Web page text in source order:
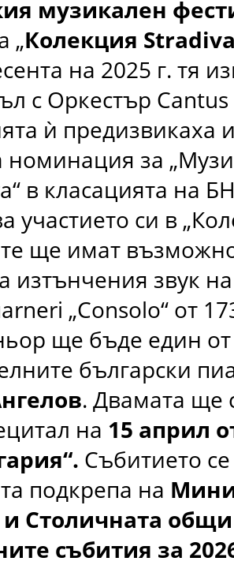
музикален
„Колекция
на 2025 г. тя
с Оркестър Cantus
ѝ предизвикаха
номинация за
в класацията на
участието си в
ще имат
изтънчения звук
„Consolo“ от
ще бъде един
български
. Двамата ще
на 15 април
. Събитието
подкрепа на
и Столичната
събития за